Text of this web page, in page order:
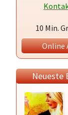
10 Min.
Online
Neueste